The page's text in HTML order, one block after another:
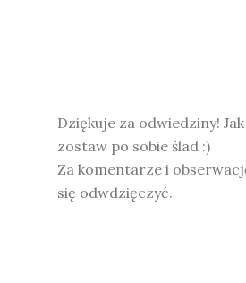
Dziękuje za odwiedziny!
zostaw po sobie ślad :)
Za komentarze i
się odwdzięczyć.